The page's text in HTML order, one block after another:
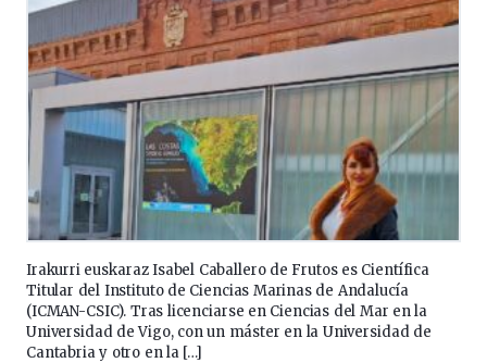
Irakurri euskaraz Isabel Caballero de Frutos es Científica
Titular del Instituto de Ciencias Marinas de Andalucía
(ICMAN-CSIC). Tras licenciarse en Ciencias del Mar en la
Universidad de Vigo, con un máster en la Universidad de
Cantabria y otro en la […]